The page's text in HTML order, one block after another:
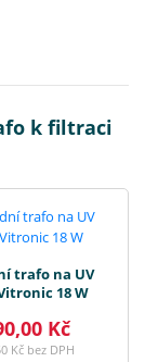
k filtraci
trafo na UV
18 W
Kč
Kč bez DPH